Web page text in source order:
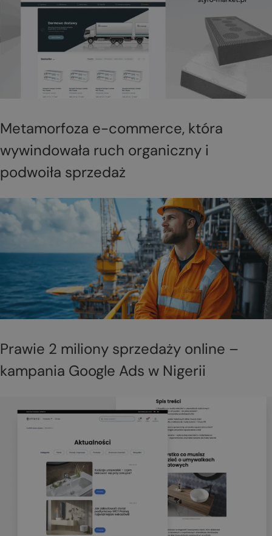
Metamorfoza e-commerce, która
wywindowała ruch organiczny i
podwoiła sprzedaż
Prawie 2 miliony sprzedaży online –
kampania Google Ads w Nigerii